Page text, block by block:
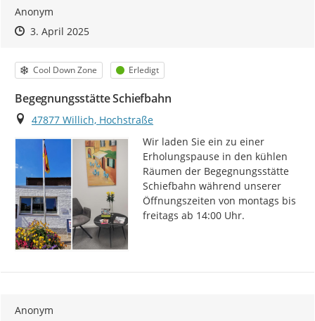
Anonym
Zeitpunkt des Erstellens
Zeitpunkt des Erstellens
3. April 2025Zur Äußerung
Kategorie
Cool Down Zone Status
Erledigt
Begegnungsstätte Schiefbahn
Ort
47877 Willich, Hochstraße
Wir laden Sie ein zu einer
Erholungspause in den kühlen
Räumen der Begegnungsstätte
Schiefbahn während unserer
Öffnungszeiten von montags bis
freitags ab 14:00 Uhr.
Anonym